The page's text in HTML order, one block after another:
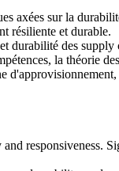
axées sur la
résiliente et durable.
durabilité des
la théorie
responsiveness.